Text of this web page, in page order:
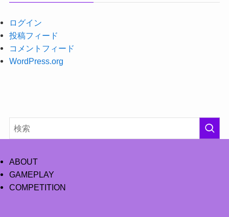
ログイン
投稿フィード
コメントフィード
WordPress.org
ABOUT
GAMEPLAY
COMPETITION